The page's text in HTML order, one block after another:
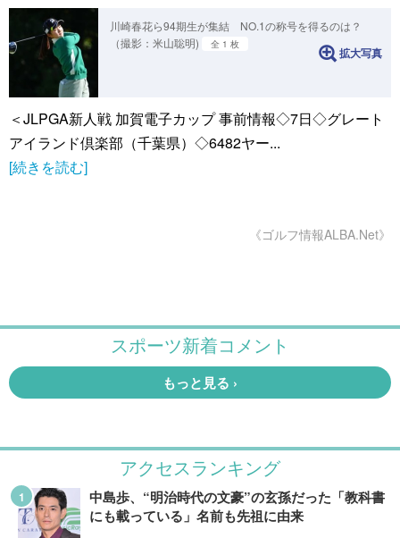
川崎春花ら94期生が集結 NO.1の称号を得るのは？
（撮影：米山聡明)
全 1 枚
拡大写真
＜JLPGA新人戦 加賀電子カップ 事前情報◇7日◇グレート
アイランド倶楽部（千葉県）◇6482ヤー...
[続きを読む]
《ゴルフ情報ALBA.Net》
アクセスランキング
中島歩、“明治時代の文豪”の玄孫だった「教科書
にも載っている」名前も先祖に由来